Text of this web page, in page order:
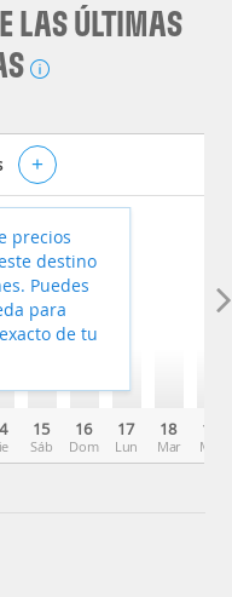
LAS ÚLTIMAS
+
15
Sáb
16
Dom
17
Lun
18
Mar
19
Mié
precios
destino
Puedes
para
de tu